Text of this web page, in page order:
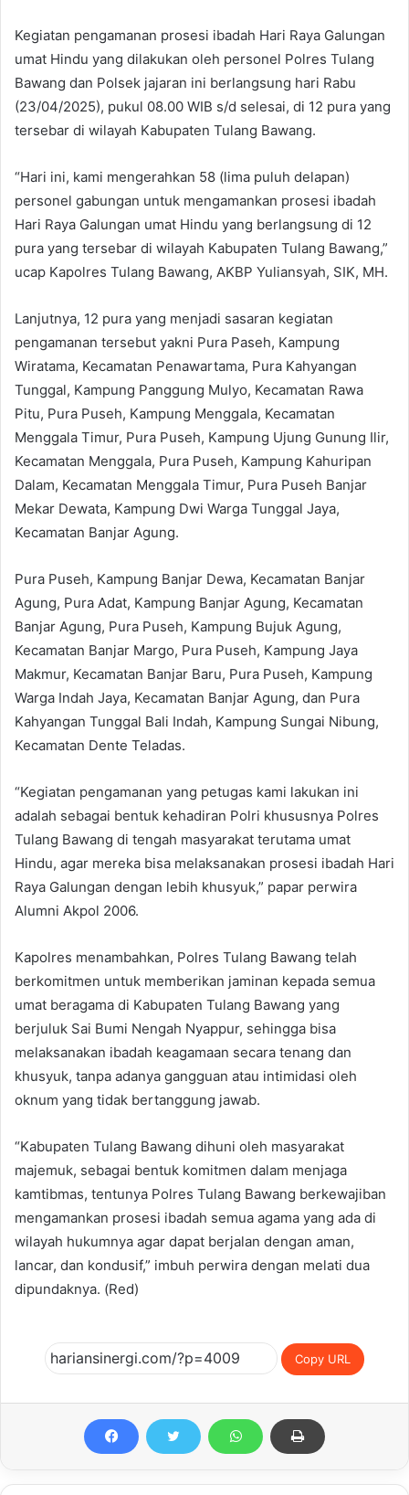
Kegiatan pengamanan prosesi ibadah Hari Raya Galungan
umat Hindu yang dilakukan oleh personel Polres Tulang
Bawang dan Polsek jajaran ini berlangsung hari Rabu
(23/04/2025), pukul 08.00 WIB s/d selesai, di 12 pura yang
tersebar di wilayah Kabupaten Tulang Bawang.
“Hari ini, kami mengerahkan 58 (lima puluh delapan)
personel gabungan untuk mengamankan prosesi ibadah
Hari Raya Galungan umat Hindu yang berlangsung di 12
pura yang tersebar di wilayah Kabupaten Tulang Bawang,”
ucap Kapolres Tulang Bawang, AKBP Yuliansyah, SIK, MH.
Lanjutnya, 12 pura yang menjadi sasaran kegiatan
pengamanan tersebut yakni Pura Paseh, Kampung
Wiratama, Kecamatan Penawartama, Pura Kahyangan
Tunggal, Kampung Panggung Mulyo, Kecamatan Rawa
Pitu, Pura Puseh, Kampung Menggala, Kecamatan
Menggala Timur, Pura Puseh, Kampung Ujung Gunung Ilir,
Kecamatan Menggala, Pura Puseh, Kampung Kahuripan
Dalam, Kecamatan Menggala Timur, Pura Puseh Banjar
Mekar Dewata, Kampung Dwi Warga Tunggal Jaya,
Kecamatan Banjar Agung.
Pura Puseh, Kampung Banjar Dewa, Kecamatan Banjar
Agung, Pura Adat, Kampung Banjar Agung, Kecamatan
Banjar Agung, Pura Puseh, Kampung Bujuk Agung,
Kecamatan Banjar Margo, Pura Puseh, Kampung Jaya
Makmur, Kecamatan Banjar Baru, Pura Puseh, Kampung
Warga Indah Jaya, Kecamatan Banjar Agung, dan Pura
Kahyangan Tunggal Bali Indah, Kampung Sungai Nibung,
Kecamatan Dente Teladas.
“Kegiatan pengamanan yang petugas kami lakukan ini
adalah sebagai bentuk kehadiran Polri khususnya Polres
Tulang Bawang di tengah masyarakat terutama umat
Hindu, agar mereka bisa melaksanakan prosesi ibadah Hari
Raya Galungan dengan lebih khusyuk,” papar perwira
Alumni Akpol 2006.
Kapolres menambahkan, Polres Tulang Bawang telah
berkomitmen untuk memberikan jaminan kepada semua
umat beragama di Kabupaten Tulang Bawang yang
berjuluk Sai Bumi Nengah Nyappur, sehingga bisa
melaksanakan ibadah keagamaan secara tenang dan
khusyuk, tanpa adanya gangguan atau intimidasi oleh
oknum yang tidak bertanggung jawab.
“Kabupaten Tulang Bawang dihuni oleh masyarakat
majemuk, sebagai bentuk komitmen dalam menjaga
kamtibmas, tentunya Polres Tulang Bawang berkewajiban
mengamankan prosesi ibadah semua agama yang ada di
wilayah hukumnya agar dapat berjalan dengan aman,
lancar, dan kondusif,” imbuh perwira dengan melati dua
dipundaknya. (Red)
Copy URL